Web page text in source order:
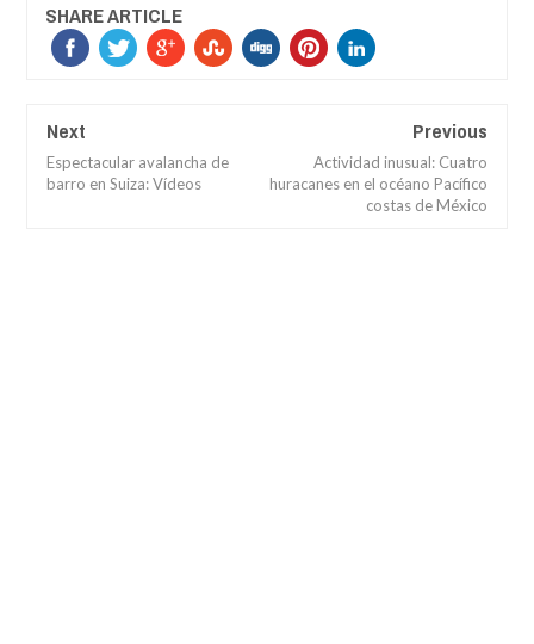
SHARE ARTICLE
Next
Espectacular avalancha de
barro en Suiza: Vídeos
Previous
Actividad inusual: Cuatro
huracanes en el océano Pacífico
costas de México